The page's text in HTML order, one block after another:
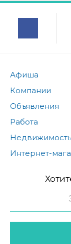
Афиша
Компании
Объявления
Работа
Недвижимость
Интернет-